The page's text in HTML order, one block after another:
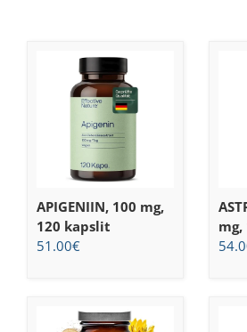
APIGENIIN, 100 mg,
120 kapslit
51.00€